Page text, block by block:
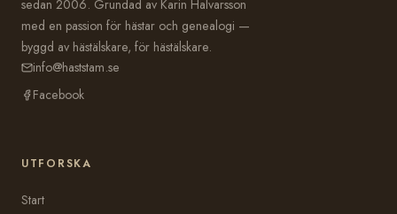
sedan 2006. Grundad av Karin Halvarsson
med en passion för hästar och genealogi —
byggd av hästälskare, för hästälskare.
info@haststam.se
Facebook
UTFORSKA
Start